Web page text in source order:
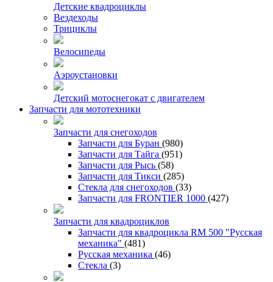
Детские квадроциклы
Вездеходы
Трициклы
Велосипеды
Аэроустановки
Детский мотоснегокат с двигателем
Запчасти для мототехники
Запчасти для снегоходов
Запчасти для Буран (980)
Запчасти для Тайга (951)
Запчасти для Рысь (58)
Запчасти для Тикси (285)
Стекла для снегоходов (33)
Запчасти для FRONTIER 1000 (427)
Запчасти для квадроциклов
Запчасти для квадроцикла RM 500 "Русская
механика" (481)
Русская механика (46)
Стекла (3)